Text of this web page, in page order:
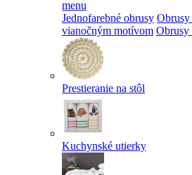
menu
Jednofarebné obrusy
vianočným motívom
Prestieranie na stôl
Kuchynské utierky